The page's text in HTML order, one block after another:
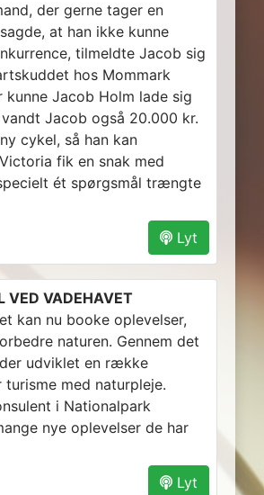
der gerne tager en
at han ikke kunne
tilmeldte Jacob sig
hos Mommark
Jacob Holm lade sig
Jacob også 20.000 kr.
cykel, så han kan
fik en snak med
ét spørgsmål trængte
Lyt
VED VADEHAVET
kan nu booke oplevelser,
naturen. Gennem det
udviklet en række
med naturpleje.
i Nationalpark
nye oplevelser de har
Lyt